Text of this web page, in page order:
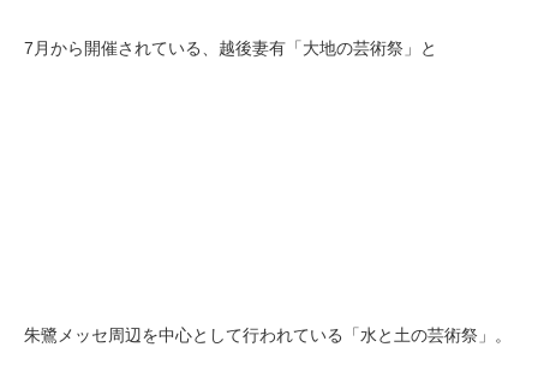
7月から開催されている、越後妻有「大地の芸術祭」と
朱鷺メッセ周辺を中心として行われている「水と土の芸術祭」。